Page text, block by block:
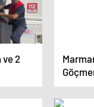
ve 2